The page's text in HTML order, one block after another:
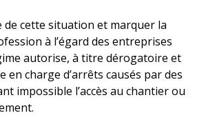
cette situation et marquer la
à l’égard des entreprises
autorise, à titre dérogatoire et
charge d’arrêts causés par des
impossible l’accès au chantier ou